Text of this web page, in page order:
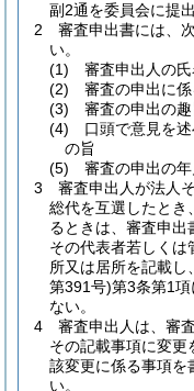
副2通を委員会に提
2
審査申出書には、
い。
(1)
審査申出人の
(2)
審査の申出に
(3)
審査の申出の
(4)
口頭で意見を
の旨
(5)
審査の申出の年
3
審査申出人が法人
総代を互選したとき
るときは、審査申出
その代表者若しくは
所又は居所を記載し
第391号)第3条第1
ない。
4
審査申出人は、審
その記載事項に変更
該変更に係る事項を
い。